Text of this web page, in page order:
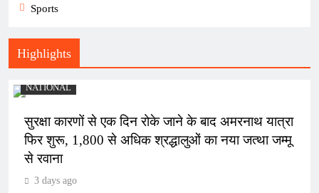
Sports
Highlights
NATIONAL
सुरक्षा कारणों से एक दिन रोके जाने के बाद अमरनाथ यात्रा
फिर शुरू, 1,800 से अधिक श्रद्धालुओं का नया जत्था जम्मू
से रवाना
3 days ago